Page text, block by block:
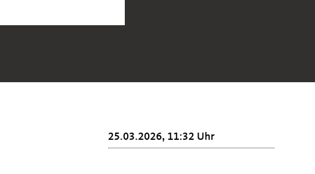
25.03.2026, 11:32 Uhr